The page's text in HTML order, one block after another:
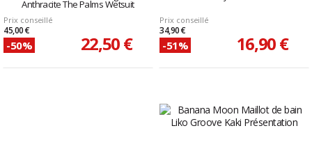
Anthracite The Palms Wetsuit
Prix conseillé
45,00 €
-50% 22,50 €
Prix conseillé
34,90 €
-51% 16,90 €